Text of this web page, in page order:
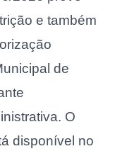
e também
de
O
disponível no